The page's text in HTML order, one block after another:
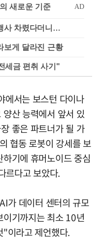
사 차렸다더니…
보게 달라진 근황
세금 편취 사기"
에서는 보스턴 다이나
산 능력에서 앞서 있
좋은 파트너가 될 가
협동 로봇이 강세를 보
기에 휴머노이드 중심
르다고 보았다.
가 데이터 센터의 규모
이기까지는 최소 10년
"이라고 제언했다.